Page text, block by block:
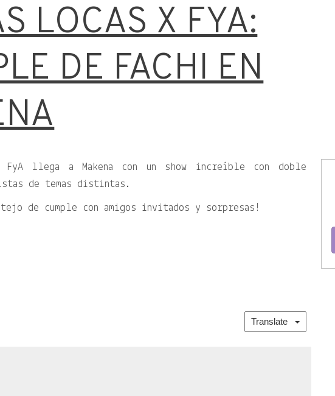
LOCAS X FYA:
DE FACHI EN
llega a Makena con un show increíble con doble
de temas distintas.
de cumple con amigos invitados y sorpresas!
Translate